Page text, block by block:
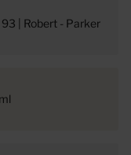
93 | Robert - Parker